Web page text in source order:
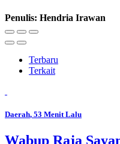
Penulis: Hendria Irawan
Terbaru
Terkait
Daerah, 53 Menit Lalu
Wabup Raja